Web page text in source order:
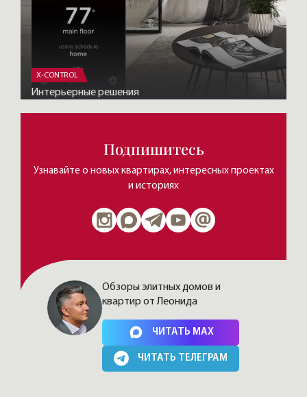
X-CONTROL
Интерьерные решения
Подпишитесь
Узнавайте о новых квартирах, интересных проектах
и историях
Нажимая на кнопку, Вы соглашаетесь cполитикой сайта
Обзоры элитных домов и
квартир от Леонида
ЧИТАТЬ MAX
ЧИТАТЬ ТЕЛЕГРАМ